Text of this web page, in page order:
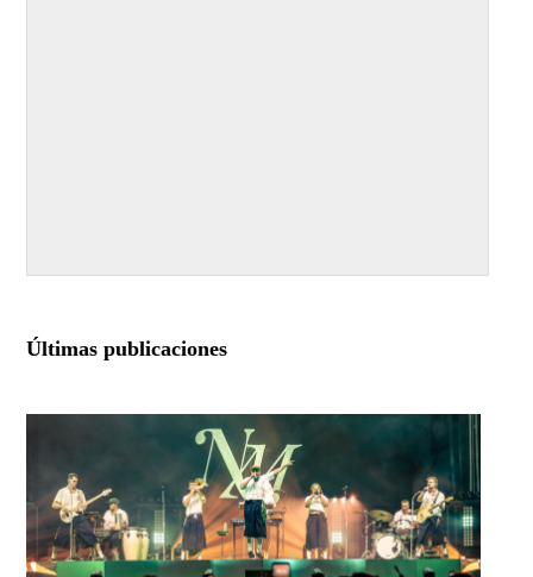
Últimas publicaciones